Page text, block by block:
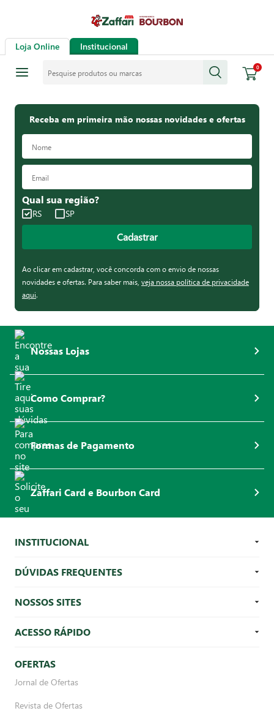
Loja Online Institucional
0
Receba em primeira mão nossas novidades e ofertas
Qual sua região?
RS SP
Cadastrar
Ao clicar em cadastrar, você concorda com o envio de nossas
novidades e ofertas. Para saber mais, veja nossa política de privacidade
aqui.
Nossas Lojas
Como Comprar?
Formas de Pagamento
Zaffari Card e Bourbon Card
INSTITUCIONAL
DÚVIDAS FREQUENTES
NOSSOS SITES
ACESSO RÁPIDO
OFERTAS
Jornal de Ofertas
Revista de Ofertas